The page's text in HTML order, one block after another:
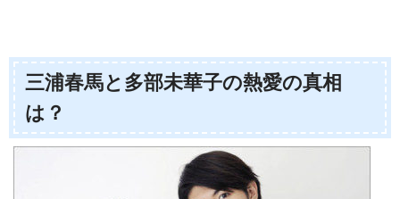
三浦春馬と多部未華子の熱愛の真相
は？